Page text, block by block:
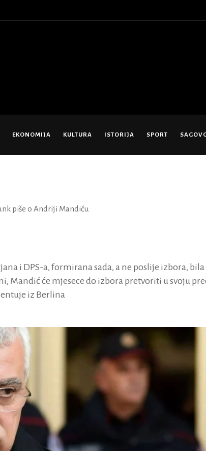
EKONOMIJA KULTURA ISTORIJA SPORT
piše o Andriji Mandiću
i DPS-a, formirana sada, a ne poslije izbora, bila
Mandić će mjesece do izbora pretvoriti u svoju
iz Berlina